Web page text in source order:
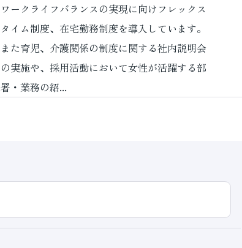
ワークライフバランスの実現に向けフレックス
タイム制度、在宅勤務制度を導入しています。
また育児、介護関係の制度に関する社内説明会
の実施や、採用活動において女性が活躍する部
署・業務の紹...